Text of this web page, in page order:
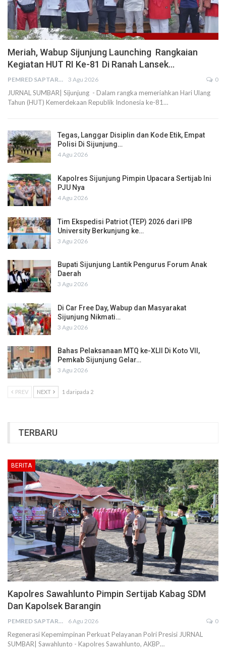
Meriah, Wabup Sijunjung Launching Rangkaian
Kegiatan HUT RI Ke-81 Di Ranah Lansek…
PEMRED SAPTARIUS 3 Agu 2026 0
JURNAL SUMBAR| Sijunjung - Dalam rangka memeriahkan Hari Ulang
Tahun (HUT) Kemerdekaan Republik Indonesia ke-81…
Tegas, Langgar Disiplin dan Kode Etik, Empat
Polisi Di Sijunjung…
4 Agu 2026
Kapolres Sijunjung Pimpin Upacara Sertijab Ini
PJU Nya
4 Agu 2026
Tim Ekspedisi Patriot (TEP) 2026 dari IPB
University Berkunjung ke…
3 Agu 2026
Bupati Sijunjung Lantik Pengurus Forum Anak
Daerah
3 Agu 2026
Di Car Free Day, Wabup dan Masyarakat
Sijunjung Nikmati…
3 Agu 2026
Bahas Pelaksanaan MTQ ke-XLII Di Koto VII,
Pemkab Sijunjung Gelar…
3 Agu 2026
PREV NEXT 1 daripada 2
TERBARU
BERITA
Kapolres Sawahlunto Pimpin Sertijab Kabag SDM
Dan Kapolsek Barangin
PEMRED SAPTARIUS 6 Agu 2026 0
Regenerasi Kepemimpinan Perkuat Pelayanan Polri Presisi JURNAL
SUMBAR| Sawahlunto - Kapolres Sawahlunto, AKBP…